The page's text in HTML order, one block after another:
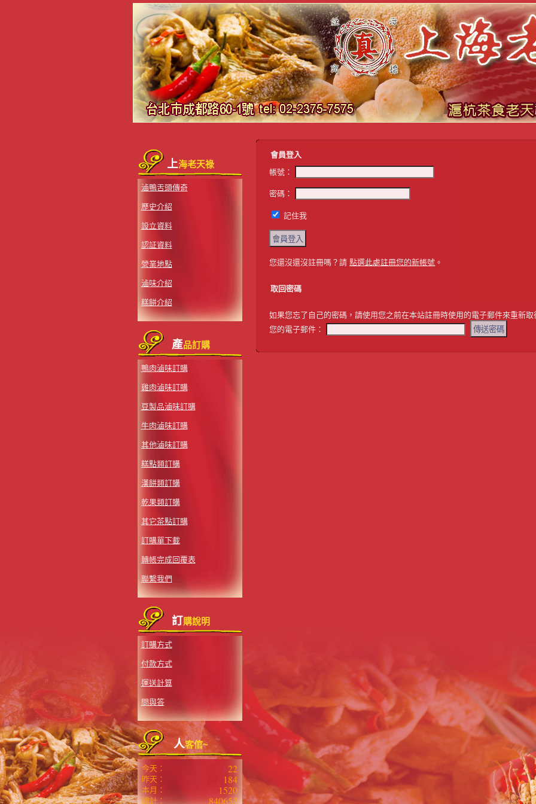
上海老天祿
滷鴨舌頭傳奇
歷史介紹
設立資料
認証資料
營業地點
滷味介紹
糕餅介紹
產品訂購
鴨肉滷味訂購
雞肉滷味訂購
豆製品滷味訂購
牛肉滷味訂購
其他滷味訂購
糕點類訂購
漢餅類訂購
乾果類訂購
其它茶點訂購
訂購單下載
轉帳完成回覆表
聯繫我們
訂購說明
訂購方式
付款方式
運送計算
問與答
人客倌~
今天： 22
昨天： 184
本月： 1520
總計： 840652
會員登入
帳號：
密碼：
記住我
您還沒還沒註冊嗎？請點選此處註冊您的新帳號 。
取回密碼
如果您忘了自己的密碼，請使用您之前在本站註冊時使用的電子郵件來重新取
您的電子郵件：